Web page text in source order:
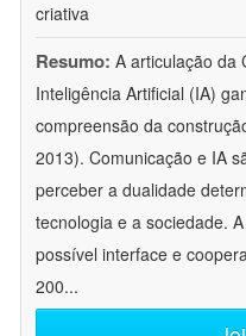
criativa
Resumo: A articulação da
Inteligência Artificial (IA)
compreensão da
2013). Comunicação e IA
perceber a dualidade
tecnologia e a sociedade.
possível interface e
200...